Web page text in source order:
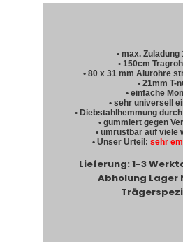
• max. Zuladung
• 150cm
• 80 x 31 mm Alurohre
• 21mm T-
• einfache
• sehr universell
• Diebstahlhemmung
• gummiert gegen
• umrüstbar auf viele
• Unser Urteil: sehr
Lieferung: 1-3
Abholung Lager